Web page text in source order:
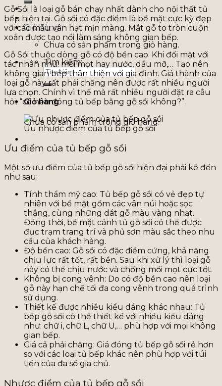
Giỏ hàng
Chưa có sản phẩm trong giỏ hàng.
Tìm kiếm:
Giỏ hàng
Chưa có sản phẩm trong giỏ hàng.
Gỗ Sồi là loại gỗ bán chạy nhất dành cho nội thất tủ
bếp hiện tại. Gỗ sồi có đặc điểm là bề mặt cực kỳ đẹp
với các mẫu vân hạt mịn màng. Mắt gỗ to tròn cuộn
xoắn được tạo nổi làm sáng không gian bếp.
Gỗ Sồi thuộc dòng gỗ có độ bền cao. Khi đối mặt với
tác nhân như: mối mọt hay nước, dầu mỡ,… Tạo nên
không gian bếp thân thiện với gia đình. Giá thành của
loại gỗ này rất phải chăng nên được rất nhiều người
lựa chọn. Chính vì thế mà rất nhiều người đặt ra câu
hỏi: “có nên đóng tủ bếp bằng gỗ sồi không?”.
Ưu nhược điểm của tủ bếp gỗ sồi
Ưu điểm của tủ bếp gỗ sồi
Một số ưu điểm của tủ bếp gỗ sồi hiện đại phải kể đến
như sau:
Tính thẩm mỹ cao: Tủ bếp gỗ sồi có vẻ đẹp tự
nhiên với bề mặt gồm các vân núi hoặc sọc
thẳng, cùng những dát gỗ màu vàng nhạt.
Đồng thời, bề mặt cánh tủ gỗ sồi có thể được
đục trạm trang trí và phủ sơn màu sắc theo nhu
cầu của khách hàng.
Độ bền cao: Gỗ sồi có đặc điểm cứng, khả năng
chịu lực rất tốt, rất bền. Sau khi xử lý thì loại gỗ
này có thể chịu nước và chống mối mọt cực tốt.
Không bị cong vênh: Do có độ bền cao nên loại
gỗ này hạn chế tối đa cong vênh trong quá trình
sử dụng.
Thiết kế được nhiều kiểu dáng khác nhau: Tủ
bếp gỗ sồi có thể thiết kế với nhiều kiểu dáng
như: chữ i, chữ L, chữ U,… phù hợp với mọi không
gian bếp.
Giá cả phải chăng: Giá đóng tủ bếp gỗ sồi rẻ hơn
so với các loại tủ bếp khác nên phù hợp với túi
tiền của đa số gia chủ.
Nhược điểm của tủ bếp gỗ sồi